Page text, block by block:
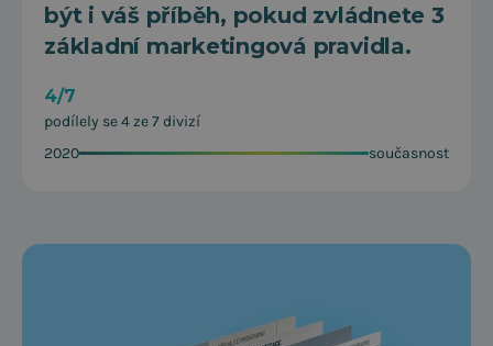
být i váš příběh, pokud zvládnete 3
základní marketingová pravidla.
2020 současnost
4/7
podílely se 4 ze 7 divizí